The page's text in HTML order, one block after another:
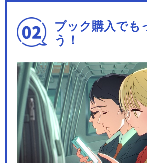
ブック購入でも
う！